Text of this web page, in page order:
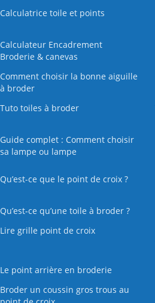
Calculatrice toile et points
Calculateur Encadrement
Broderie & canevas
Comment choisir la bonne aiguille
à broder
Tuto toiles à broder
Guide complet : Comment choisir
sa lampe ou lampe
Qu’est-ce que le point de croix ?
Qu’est‑ce qu’une toile à broder ?
Lire grille point de croix
Le point arrière en broderie
Broder un coussin gros trous au